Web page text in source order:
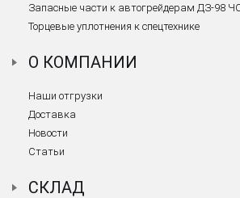
Запасные части к автогрейдерам ДЗ-98
Торцевые уплотнения к спецтехнике
О КОМПАНИИ
Наши отгрузки
Доставка
Новости
Статьи
СКЛАД